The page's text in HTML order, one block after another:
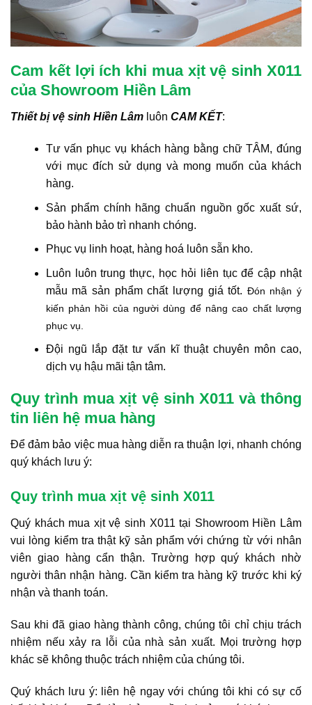
Cam kết lợi ích khi mua xịt vệ sinh X011
của Showroom Hiền Lâm
Thiết bị vệ sinh Hiền Lâm luôn CAM KẾT:
Tư vấn phục vụ khách hàng bằng chữ TÂM, đúng
với mục đích sử dụng và mong muốn của khách
hàng.
Sản phẩm chính hãng chuẩn nguồn gốc xuất sứ,
bảo hành bảo trì nhanh chóng.
Phục vụ linh hoạt, hàng hoá luôn sẵn kho.
Luôn luôn trung thực, học hỏi liên tục để cập nhật
mẫu mã sản phẩm chất lượng giá tốt. Đón nhận ý
kiến phản hồi của người dùng để nâng cao chất lượng
phục vụ.
Đội ngũ lắp đặt tư vấn kĩ thuật chuyên môn cao,
dịch vụ hậu mãi tận tâm.
Quy trình mua xịt vệ sinh X011 và thông
tin liên hệ mua hàng
Để đảm bảo việc mua hàng diễn ra thuận lợi, nhanh chóng
quý khách lưu ý:
Quy trình mua xịt vệ sinh X011
Quý khách mua xịt vệ sinh X011 tại Showroom Hiền Lâm
vui lòng kiểm tra thật kỹ sản phẩm với chứng từ với nhân
viên giao hàng cẩn thận. Trường hợp quý khách nhờ
người thân nhận hàng. Cần kiểm tra hàng kỹ trước khi ký
nhận và thanh toán.
Sau khi đã giao hàng thành công, chúng tôi chỉ chịu trách
nhiệm nếu xảy ra lỗi của nhà sản xuất. Mọi trường hợp
khác sẽ không thuộc trách nhiệm của chúng tôi.
Quý khách lưu ý: liên hệ ngay với chúng tôi khi có sự cố